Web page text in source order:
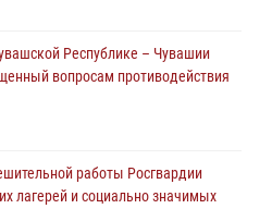
тыла с профессиональным
Республике – Чувашии
вопросам противодействия
работы Росгвардии
лагерей и социально значимых